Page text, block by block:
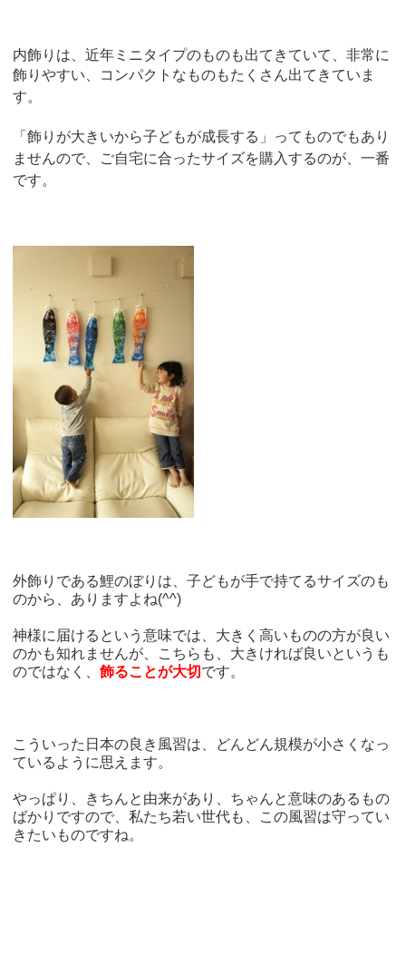
内飾りは、近年ミニタイプのものも出てきていて、非常に
飾りやすい、 コンパクトなものもたくさん出てきていま
す。
「飾りが大きいから子どもが成長する」 ってものでもあり
ませんので、ご自宅に合ったサイズを購入するのが、一番
です。
外飾りである鯉のぼりは、子どもが手で持てるサイズのも
のから、ありますよね(^^)
神様に届けるという意味では、大きく高いものの方が良い
のかも知れませんが、こちらも、大きければ良いというも
のではなく、飾ることが大切です。
こういった日本の良き風習は、どんどん規模が小さくなっ
ているように思えます。
やっぱり、きちんと由来があり、ちゃんと意味のあるもの
ばかりですので、私たち若い世代も、この風習は守ってい
きたいものですね。